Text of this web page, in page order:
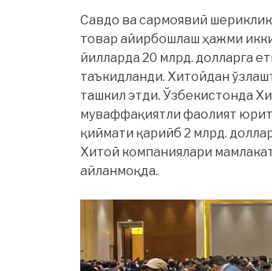
Савдо ва сармоявий
товар айирбошлаш ҳажми
йилларда 20 млрд. долларга
таъкидланди. Хитойдан
ташкил этди. Ўзбекистонда
муваффақиятли фаолият
қиймати қарийб 2 млрд.
Хитой компаниялари
айланмоқда.